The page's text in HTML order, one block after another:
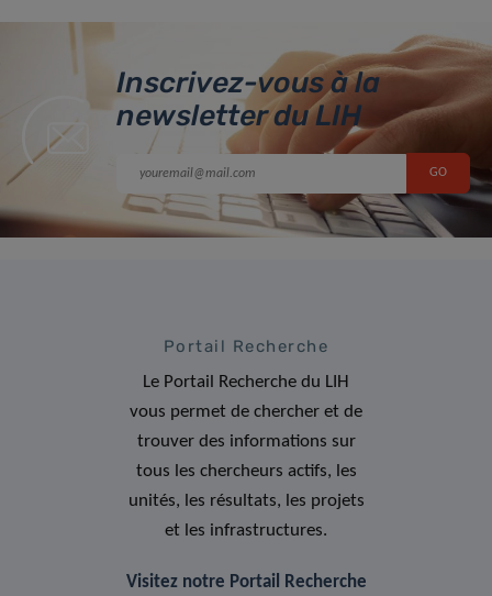
Inscrivez-vous à la
newsletter du LIH
Portail Recherche
Le Portail Recherche du LIH
vous permet de chercher et de
trouver des informations sur
tous les chercheurs actifs, les
unités, les résultats, les projets
et les infrastructures.
Visitez notre Portail Recherche